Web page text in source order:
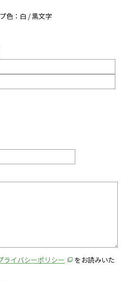
色：白 / 黒文字
ライバシーポリシー
をお読みいた